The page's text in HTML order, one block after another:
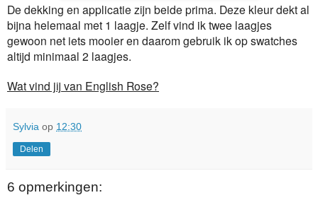
De dekking en applicatie zijn beide prima. Deze kleur dekt al
bijna helemaal met 1 laagje. Zelf vind ik twee laagjes
gewoon net iets mooier en daarom gebruik ik op swatches
altijd minimaal 2 laagjes.
Wat vind jij van English Rose?
Sylvia op 12:30
Delen
6 opmerkingen: